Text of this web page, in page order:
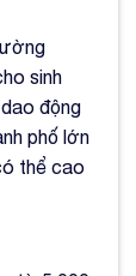
sinh
động
phố lớn
thể cao